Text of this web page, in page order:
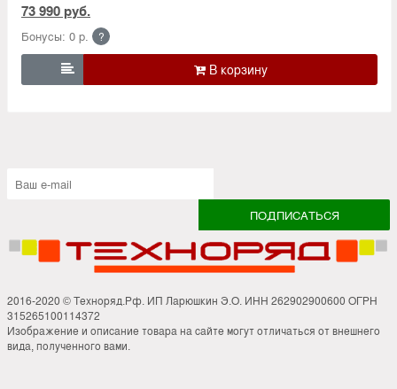
73 990 руб.
Бонусы: 0 р. ?

2016-2020 © Техноряд.Рф. ИП Ларюшкин Э.О. ИНН 262902900600 ОГРН
315265100114372
Изображение и описание товара на сайте могут отличаться от внешнего
вида, полученного вами.